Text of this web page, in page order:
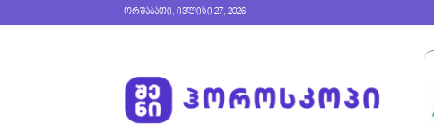
ორშაბათი, ივლისი 27, 2026